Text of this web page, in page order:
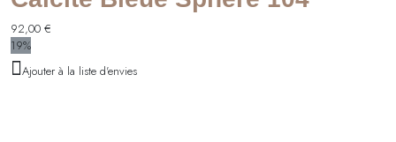
92,00 €
19%
Ajouter à la liste d'envies